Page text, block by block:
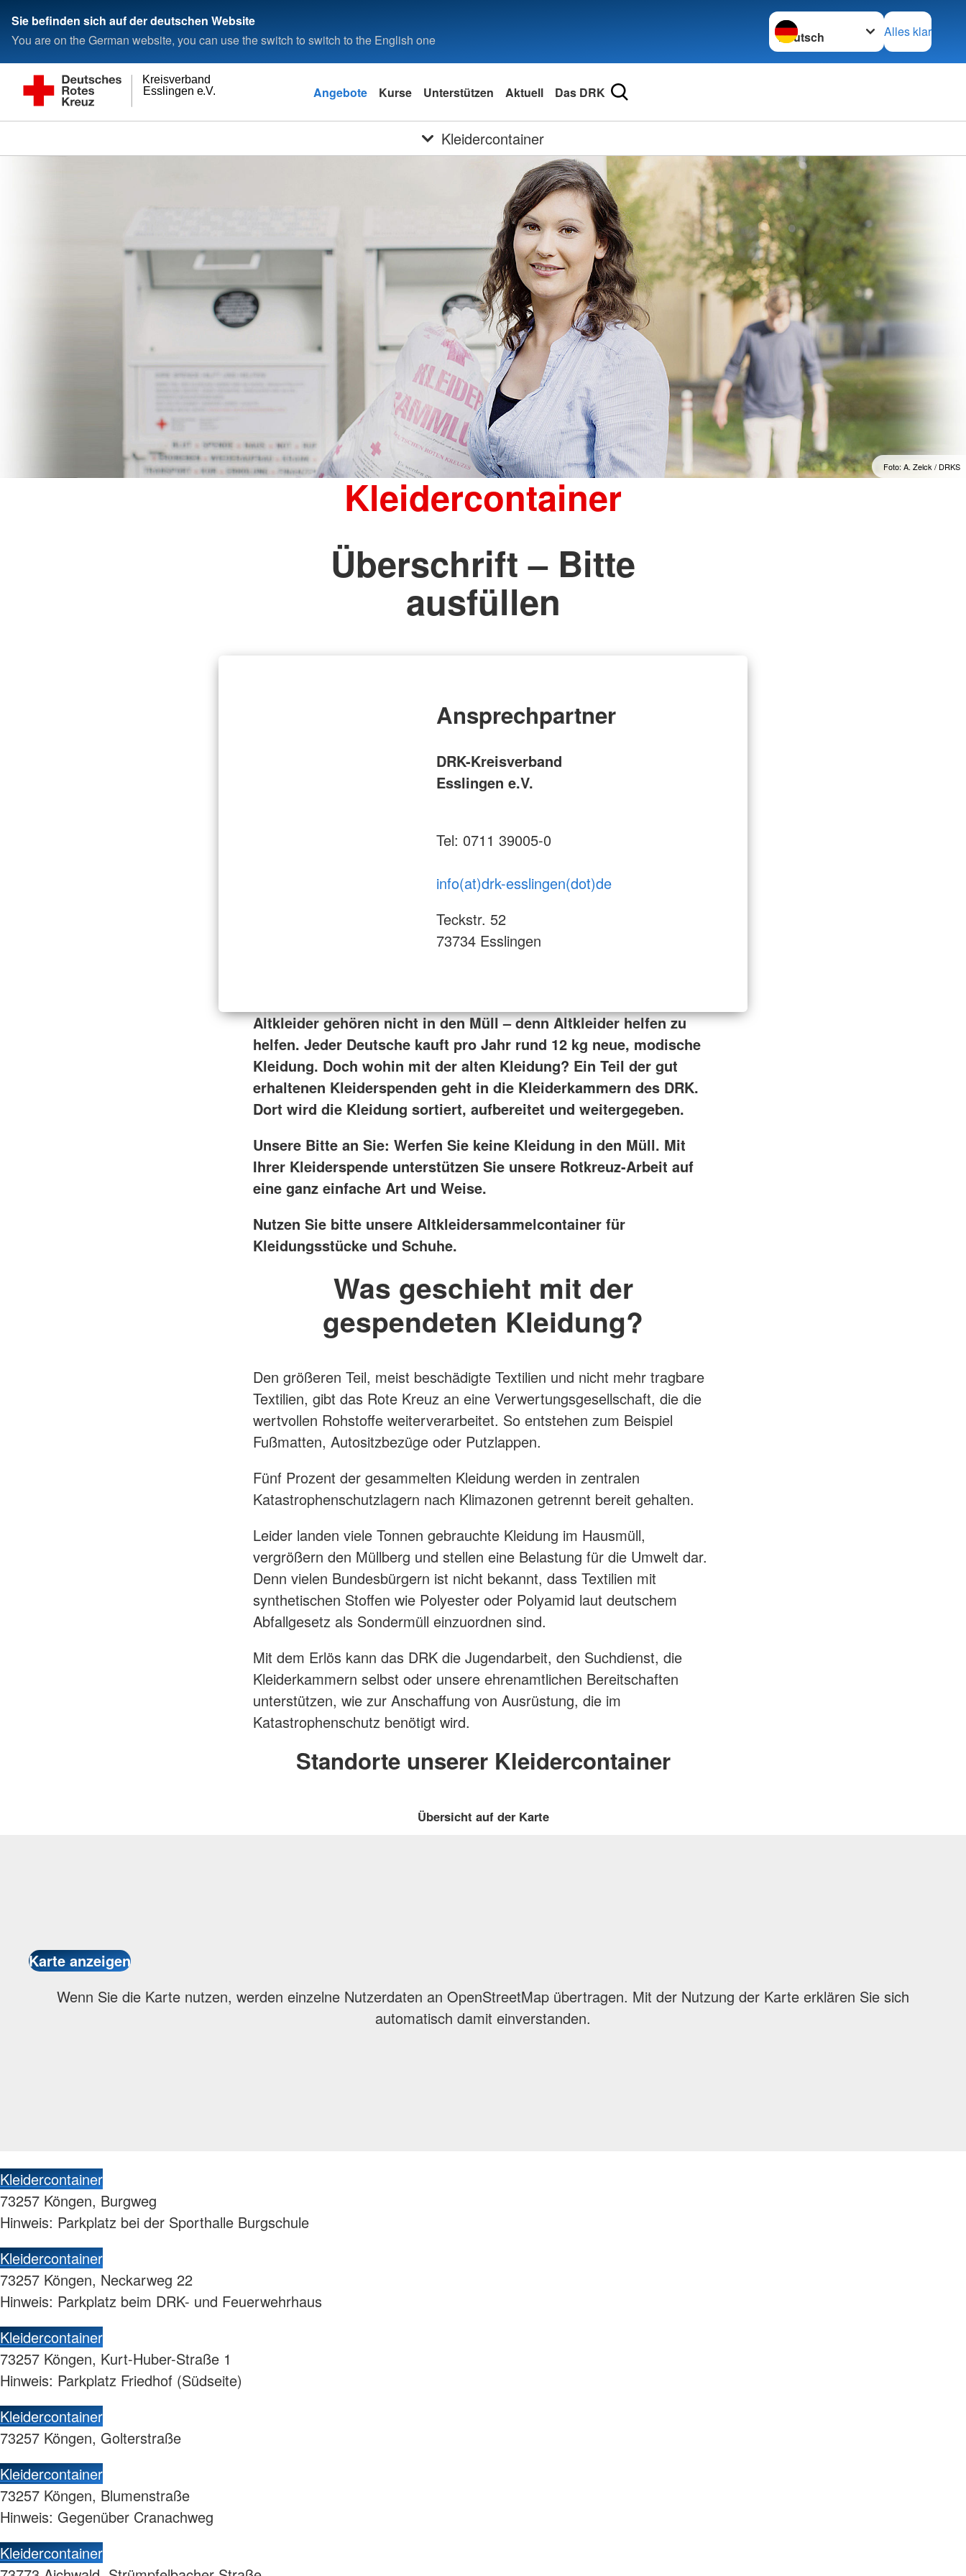
Sie befinden sich auf der deutschen Website
You are on the German website, you can use the switch to switch to the English one
Sprache wechseln zu
Alles klar
Esslingen e.V.
Kreisverband
Angebote Kurse Unterstützen Aktuell Das DRK
Kleidercontainer
Foto: A. Zelck / DRKS
Kleidercontainer
Überschrift – Bitte
ausfüllen
Ansprechpartner
DRK-Kreisverband
Esslingen e.V.
Tel: 0711 39005-0
info(at)drk-esslingen(dot)de
Teckstr. 52
73734 Esslingen
Altkleider gehören nicht in den Müll – denn Altkleider helfen zu
helfen. Jeder Deutsche kauft pro Jahr rund 12 kg neue, modische
Kleidung. Doch wohin mit der alten Kleidung? Ein Teil der gut
erhaltenen Kleiderspenden geht in die Kleiderkammern des DRK.
Dort wird die Kleidung sortiert, aufbereitet und weitergegeben.
Unsere Bitte an Sie: Werfen Sie keine Kleidung in den Müll. Mit
Ihrer Kleiderspende unterstützen Sie unsere Rotkreuz-Arbeit auf
eine ganz einfache Art und Weise.
Nutzen Sie bitte unsere Altkleidersammelcontainer für
Kleidungsstücke und Schuhe.
Was geschieht mit der
gespendeten Kleidung?
Den größeren Teil, meist beschädigte Textilien und nicht mehr tragbare
Textilien, gibt das Rote Kreuz an eine Verwertungsgesellschaft, die die
wertvollen Rohstoffe weiterverarbeitet. So entstehen zum Beispiel
Fußmatten, Autositzbezüge oder Putzlappen.
Fünf Prozent der gesammelten Kleidung werden in zentralen
Katastrophenschutzlagern nach Klimazonen getrennt bereit gehalten.
Leider landen viele Tonnen gebrauchte Kleidung im Hausmüll,
vergrößern den Müllberg und stellen eine Belastung für die Umwelt dar.
Denn vielen Bundesbürgern ist nicht bekannt, dass Textilien mit
synthetischen Stoffen wie Polyester oder Polyamid laut deutschem
Abfallgesetz als Sondermüll einzuordnen sind.
Mit dem Erlös kann das DRK die Jugendarbeit, den Suchdienst, die
Kleiderkammern selbst oder unsere ehrenamtlichen Bereitschaften
unterstützen, wie zur Anschaffung von Ausrüstung, die im
Katastrophenschutz benötigt wird.
Standorte unserer Kleidercontainer
Übersicht auf der Karte
Wenn Sie die Karte nutzen, werden einzelne Nutzerdaten an OpenStreetMap übertragen. Mit der Nutzung der Karte erklären Sie sich
automatisch damit einverstanden.
Kleidercontainer
73257 Köngen, Burgweg
Hinweis: Parkplatz bei der Sporthalle Burgschule
Kleidercontainer
73257 Köngen, Neckarweg 22
Hinweis: Parkplatz beim DRK- und Feuerwehrhaus
Kleidercontainer
73257 Köngen, Kurt-Huber-Straße 1
Hinweis: Parkplatz Friedhof (Südseite)
Kleidercontainer
73257 Köngen, Golterstraße
Kleidercontainer
73257 Köngen, Blumenstraße
Hinweis: Gegenüber Cranachweg
Kleidercontainer